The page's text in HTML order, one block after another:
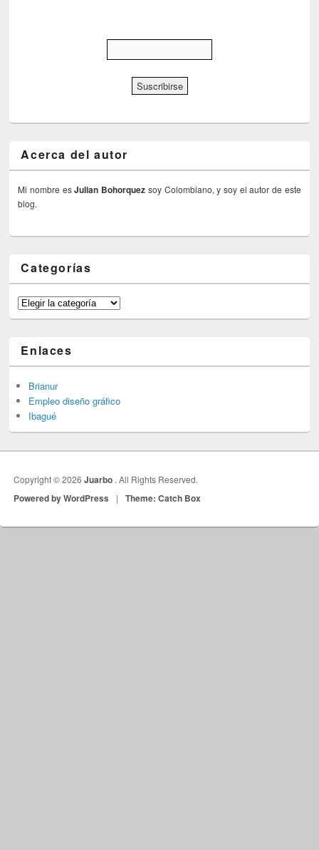
Acerca del autor
Mi nombre esJulian Bohorquez soy Colombiano, y soy el autor de este
blog.
Categorías
Categorías
Enlaces
Brianur
Empleo diseño gráfico
Ibagué
Copyright © 2026Juarbo . All Rights Reserved.
Powered by WordPress | Theme: Catch Box